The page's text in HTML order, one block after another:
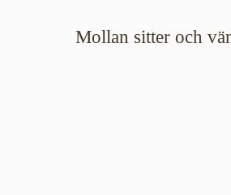
Mollan sitter och